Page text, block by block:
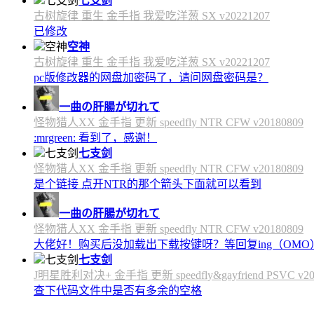
古树旋律 重生 金手指 我爱吃洋葱 SX v20221207
已修改
空神
古树旋律 重生 金手指 我爱吃洋葱 SX v20221207
pc版修改器的网盘加密码了，请问网盘密码是？
一曲の肝腸が切れて
怪物猎人XX 金手指 更新 speedfly NTR CFW v20180809
:mrgreen: 看到了，感谢！
七支剑
怪物猎人XX 金手指 更新 speedfly NTR CFW v20180809
是个链接 点开NTR的那个箭头下面就可以看到
一曲の肝腸が切れて
怪物猎人XX 金手指 更新 speedfly NTR CFW v20180809
大佬好！购买后没加载出下载按键呀？等回复ing（OMO
七支剑
J明星胜利对决+ 金手指 更新 speedfly&gayfriend PSVC
查下代码文件中是否有多余的空格